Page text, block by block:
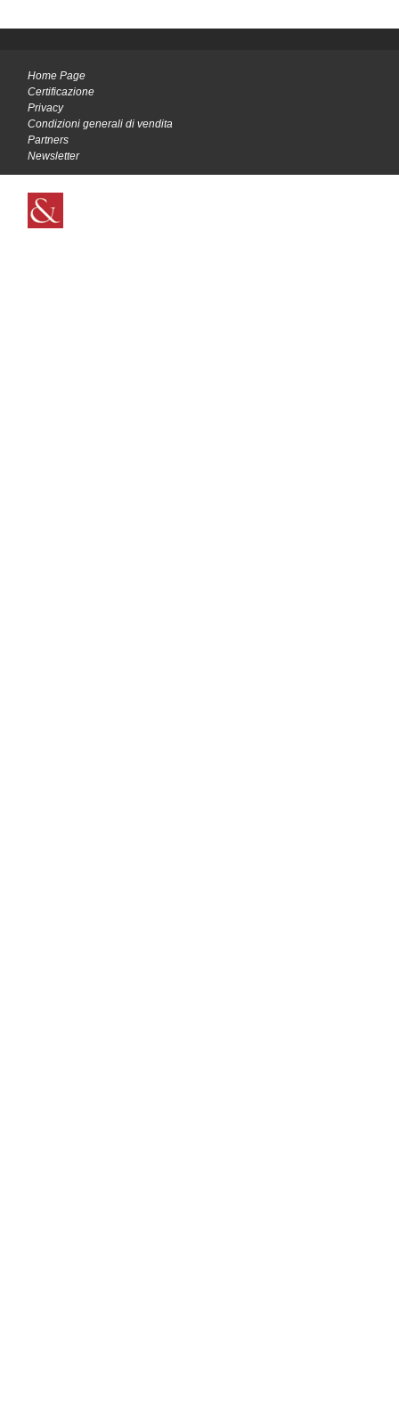
Home Page
Certificazione
Privacy
Condizioni generali di vendita
Partners
Newsletter